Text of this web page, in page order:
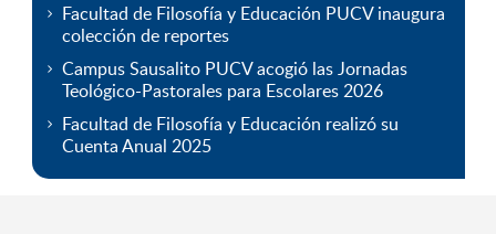
Facultad de Filosofía y Educación PUCV inaugura
colección de reportes
Campus Sausalito PUCV acogió las Jornadas
Teológico-Pastorales para Escolares 2026
Facultad de Filosofía y Educación realizó su
Cuenta Anual 2025